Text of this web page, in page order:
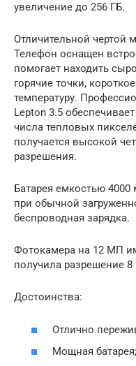
увеличение до 256 ГБ.
Отличительной чертой
Телефон оснащен
помогает находить
горячие точки,
температуру.
Lepton 3.5
числа тепловых
получается высокой
разрешения.
Батарея емкостью 4000
при обычной
беспроводная зарядка.
Фотокамера на 12 МП
получила разрешение
Достоинства:
Отлично
Мощная батарея;